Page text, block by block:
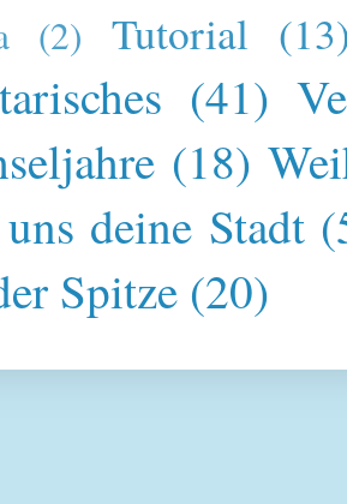
(2) Tutorial
(41)
(18)
deine Stadt
Spitze (20)